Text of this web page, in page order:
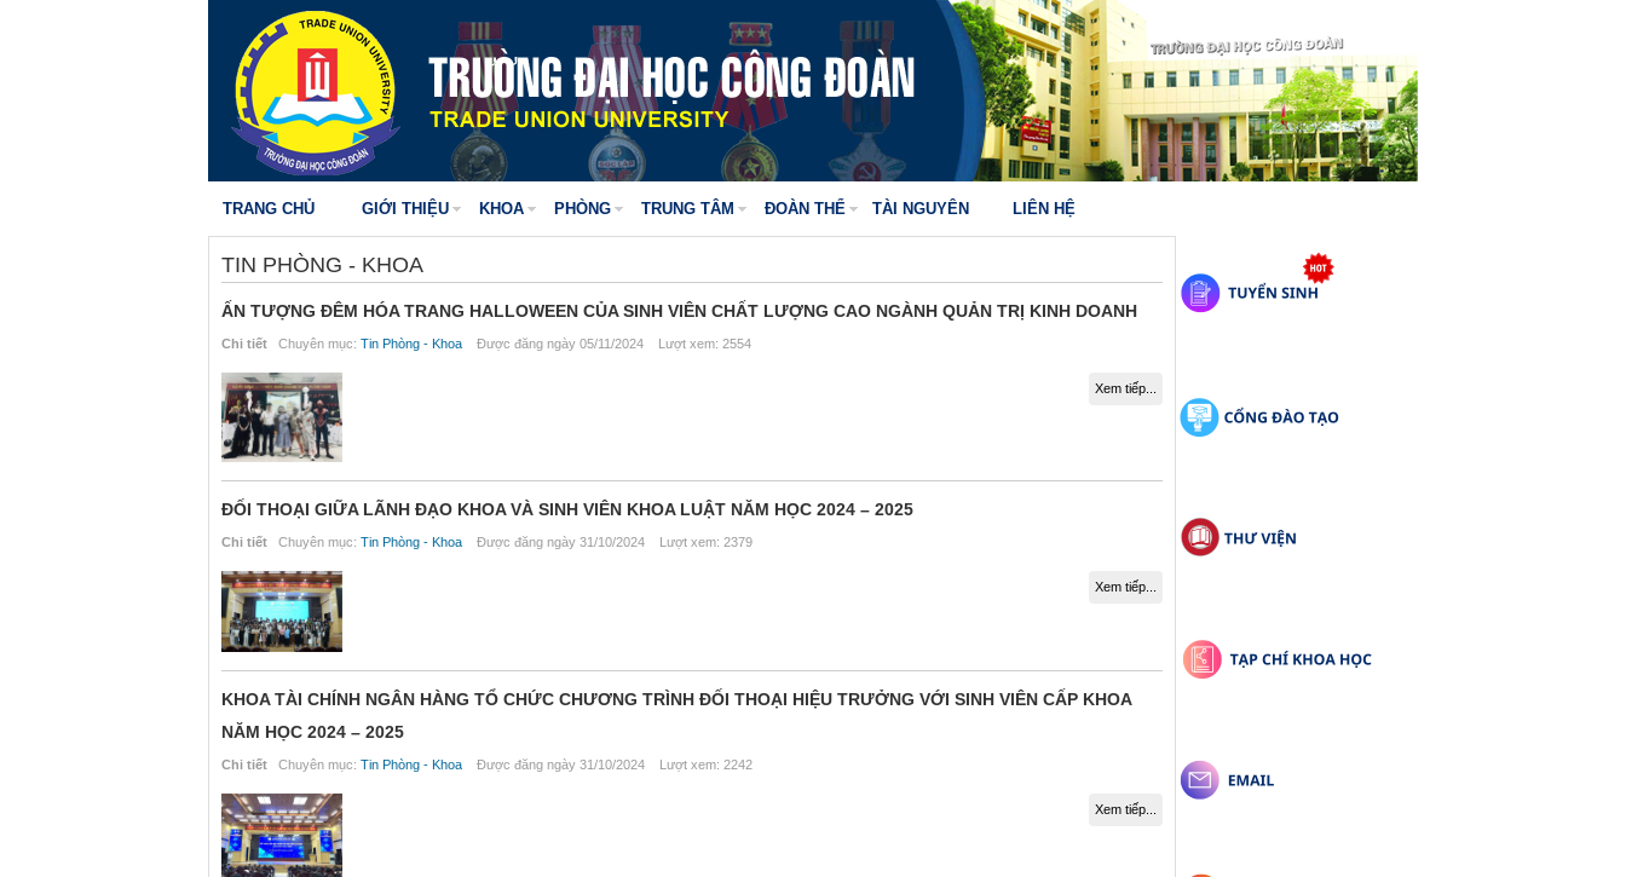
TRANG CHỦ GIỚI THIỆU KHOA PHÒNG TRUNG TÂM ĐOÀN THỂ TÀI NGUYÊN LIÊN HỆ
TIN PHÒNG - KHOA
ẤN TƯỢNG ĐÊM HÓA TRANG HALLOWEEN CỦA SINH VIÊN CHẤT LƯỢNG CAO NGÀNH QUẢN TRỊ KINH DOANH
Chi tiết Chuyên mục: Tin Phòng - Khoa Được đăng ngày 05/11/2024 Lượt xem: 2554
Xem tiếp...
ĐỐI THOẠI GIỮA LÃNH ĐẠO KHOA VÀ SINH VIÊN KHOA LUẬT NĂM HỌC 2024 – 2025
Chi tiết Chuyên mục: Tin Phòng - Khoa Được đăng ngày 31/10/2024 Lượt xem: 2379
Xem tiếp...
KHOA TÀI CHÍNH NGÂN HÀNG TỔ CHỨC CHƯƠNG TRÌNH ĐỐI THOẠI HIỆU TRƯỞNG VỚI SINH VIÊN CẤP KHOA
NĂM HỌC 2024 – 2025
Chi tiết Chuyên mục: Tin Phòng - Khoa Được đăng ngày 31/10/2024 Lượt xem: 2242
Xem tiếp...